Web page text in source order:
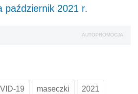
październik 2021 r.
AUTOPROMOCJA
19 maseczki 2021